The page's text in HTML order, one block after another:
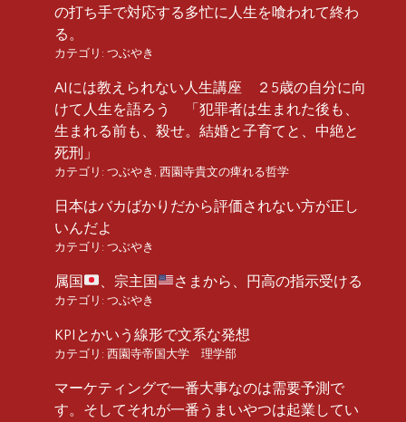
の打ち手で対応する多忙に人生を喰われて終わ
る。
カテゴリ: つぶやき
AIには教えられない人生講座 ２5歳の自分に向
けて人生を語ろう 「犯罪者は生まれた後も、
生まれる前も、殺せ。結婚と子育てと、中絶と
死刑」
カテゴリ: つぶやき 西園寺貴文の痺れる哲学
日本はバカばかりだから評価されない方が正し
いんだよ
カテゴリ: つぶやき
属国 、宗主国 さまから、円高の指示受ける
カテゴリ: つぶやき
KPIとかいう線形で文系な発想
カテゴリ: 西園寺帝国大学 理学部
マーケティングで一番大事なのは需要予測で
す。そしてそれが一番うまいやつは起業してい